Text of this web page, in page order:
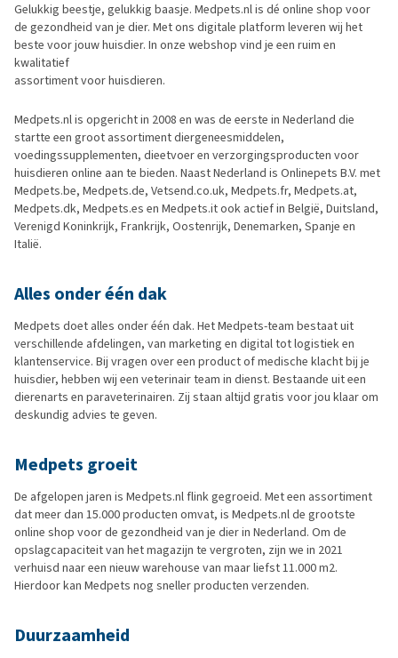
Gelukkig beestje, gelukkig baasje. Medpets.nl is dé online shop voor
de gezondheid van je dier. Met ons digitale platform leveren wij het
beste voor jouw huisdier. In onze webshop vind je een ruim en
kwalitatief
assortiment voor huisdieren.
Medpets.nl is opgericht in 2008 en was de eerste in Nederland die
startte een groot assortiment diergeneesmiddelen,
voedingssupplementen, dieetvoer en verzorgingsproducten voor
huisdieren online aan te bieden. Naast Nederland is Onlinepets B.V. met
Medpets.be, Medpets.de, Vetsend.co.uk, Medpets.fr, Medpets.at,
Medpets.dk, Medpets.es en Medpets.it ook actief in België, Duitsland,
Verenigd Koninkrijk, Frankrijk, Oostenrijk, Denemarken, Spanje en
Italië.
Alles onder één dak
Medpets doet alles onder één dak. Het Medpets-team bestaat uit
verschillende afdelingen, van marketing en digital tot logistiek en
klantenservice. Bij vragen over een product of medische klacht bij je
huisdier, hebben wij een veterinair team in dienst. Bestaande uit een
dierenarts en paraveterinairen. Zij staan altijd gratis voor jou klaar om
deskundig advies te geven.
Medpets groeit
De afgelopen jaren is Medpets.nl flink gegroeid. Met een assortiment
dat meer dan 15.000 producten omvat, is Medpets.nl de grootste
online shop voor de gezondheid van je dier in Nederland. Om de
opslagcapaciteit van het magazijn te vergroten, zijn we in 2021
verhuisd naar een nieuw warehouse van maar liefst 11.000 m2.
Hierdoor kan Medpets nog sneller producten verzenden.
Duurzaamheid